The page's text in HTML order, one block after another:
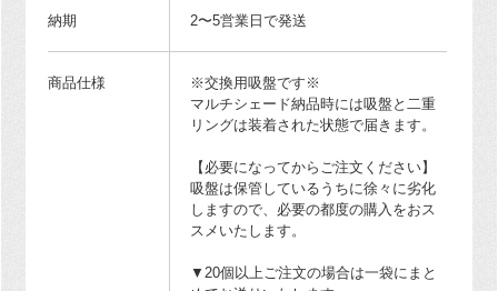
納期 2〜5営業日で発送
商品仕様
※交換用吸盤です※
マルチシェード納品時には吸盤と二重
リングは装着された状態で届きます。
【必要になってからご注文ください】
吸盤は保管しているうちに徐々に劣化
しますので、必要の都度の購入をおス
スメいたします。
▼20個以上ご注文の場合は一袋にまと